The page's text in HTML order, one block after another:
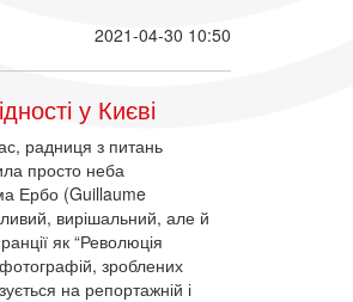
2021-04-30 10:50
у Києві
радниця з питань
просто неба
Ербо (Guillaume
вирішальний, але й
як “Революція
зроблених
на репортажній і